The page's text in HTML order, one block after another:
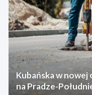
Kubańska w
na Pradze-